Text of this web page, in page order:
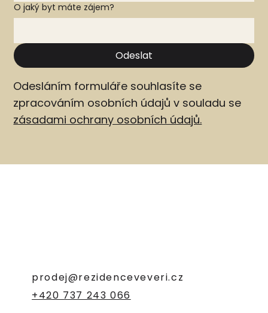
O jaký byt máte zájem?
Odeslat
Odesláním formuláře souhlasíte se
zpracováním osobních údajů v souladu se
zásadami ochrany osobních údajů.
prodej@rezidenceveveri.cz
+420 737 243 066